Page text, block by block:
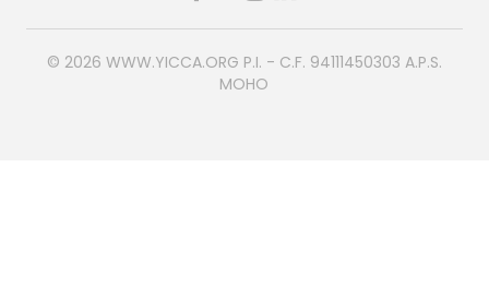
© 2026 WWW.YICCA.ORG P.I. - C.F. 94111450303 A.P.S.
MOHO